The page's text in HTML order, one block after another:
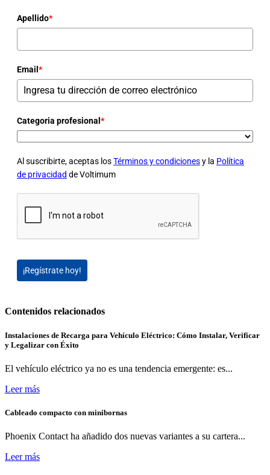
Apellido*
Email *
Categoria profesional *
Al suscribirte, aceptas losTérminos y condicionesy la Política
de privacidad de Voltimum
¡Regístrate hoy!
Contenidos relacionados
Instalaciones de Recarga para Vehículo Eléctrico: Cómo Instalar, Verificar
y Legalizar con Éxito
El vehículo eléctrico ya no es una tendencia emergente: es...
Leer más
Cableado compacto con minibornas
Phoenix Contact ha añadido dos nuevas variantes a su cartera...
Leer más